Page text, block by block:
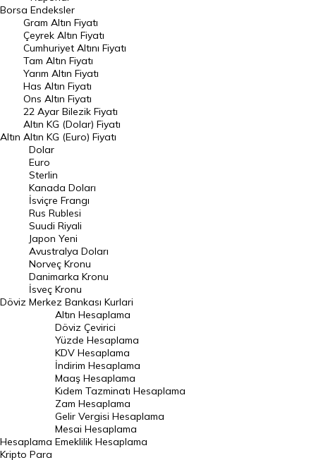
Raporlar
Endeksler
DÖVİZ
Döviz Kuru
Dolar Kuru
Euro Kuru
Pound Kuru
Frank Kuru
Riyal Kuru
Avustralya Doları
Danimarka Kronu Kuru
Kanada Doları Kuru
Norveç Kronu Kuru
İsveç Kronu Kuru
Japon Yeni Kuru
Serbest Piyasa Döviz Kurları
Merkez Bankası Döviz Kurları
Altın Fiyatları
Borsa Endeksler
Altın
Gram Altın Fiyatı
Çeyrek Altın Fiyatı
Cumhuriyet Altını Fiyatı
Tam Altın Fiyatı
Yarım Altın Fiyatı
Has Altın Fiyatı
Ons Altın Fiyatı
22 Ayar Bilezik Fiyatı
Altın KG (Dolar) Fiyatı
Altın KG (Euro) Fiyatı
Döviz
Dolar
Euro
Sterlin
Kanada Doları
İsviçre Frangı
Rus Rublesi
Suudi Riyali
Japon Yeni
Avustralya Doları
Norveç Kronu
Danimarka Kronu
İsveç Kronu
Merkez Bankası Kurlari
Hesaplama
Altın Hesaplama
Döviz Çevirici
Yüzde Hesaplama
KDV Hesaplama
İndirim Hesaplama
Maaş Hesaplama
Kıdem Tazminatı Hesaplama
Zam Hesaplama
Gelir Vergisi Hesaplama
Mesai Hesaplama
Emeklilik Hesaplama
Kripto Para